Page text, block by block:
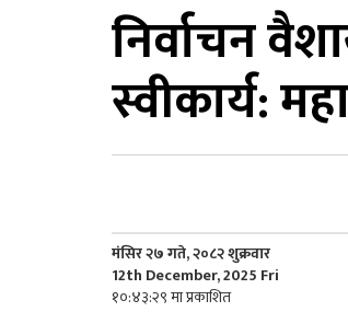
निर्वाचन
स्वीकार्य:
मंसिर २७ गते, २०८२ शुक्रवार
12th December, 2025 Fri
१०:४३:२९ मा प्रकाशित